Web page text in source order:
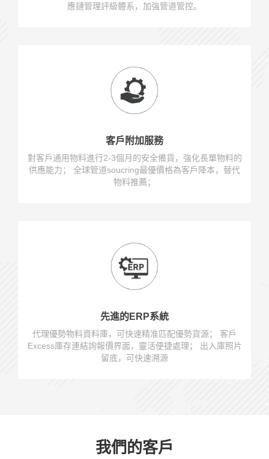
應鏈管理評級體系，加強管道管控。
客戶附加服務
對客戶通用物料進行2-3個月的安全備貨，強化長單物料的
供應能力； 全球管道soucring最優價格為客戶降本，替代
物料推薦；
先進的ERP系統
代理優勢物料資料庫，可快速精准匹配優勢貨源； 客戶
Excess庫存連結詢報價界面，靈活便捷處理； 出入庫照片
留底，可快速溯源
我們的客戶